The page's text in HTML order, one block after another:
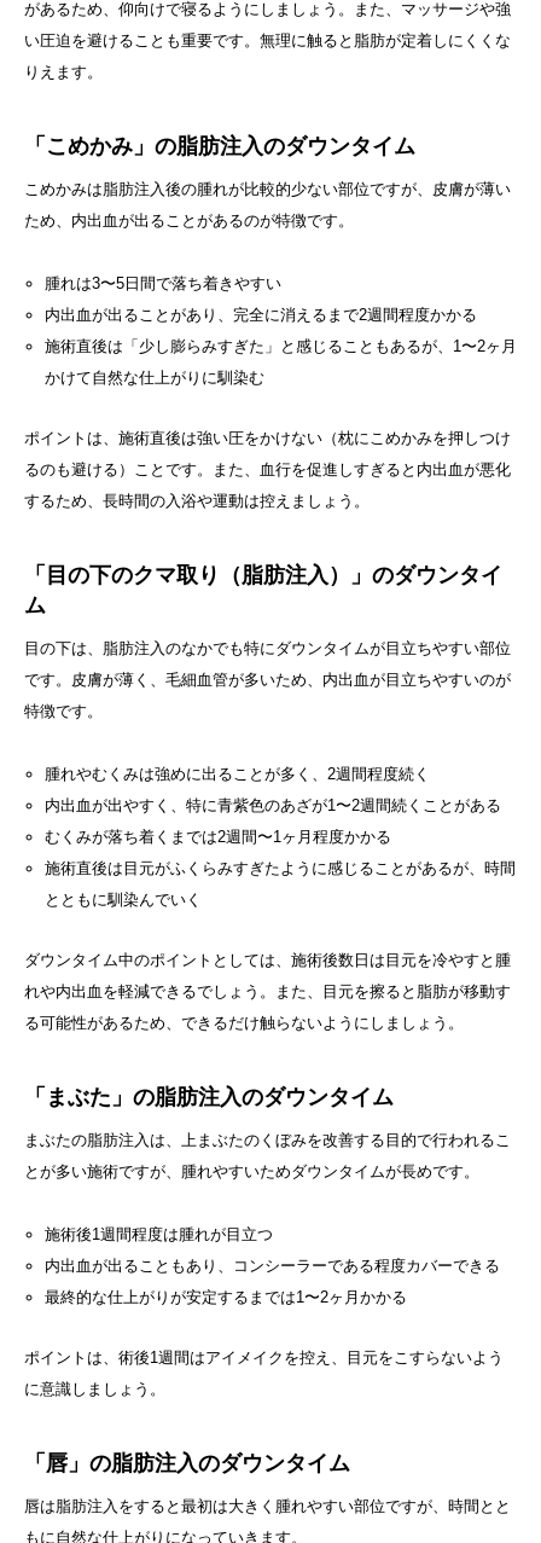
があるため、仰向けで寝るようにしましょう。また、マッサージや強
い圧迫を避けることも重要です。無理に触ると脂肪が定着しにくくな
りえます。
「こめかみ」の脂肪注入のダウンタイム
こめかみは脂肪注入後の腫れが比較的少ない部位ですが、皮膚が薄い
ため、内出血が出ることがあるのが特徴です。
腫れは3〜5日間で落ち着きやすい
内出血が出ることがあり、完全に消えるまで2週間程度かかる
施術直後は「少し膨らみすぎた」と感じることもあるが、1〜2ヶ月
かけて自然な仕上がりに馴染む
ポイントは、施術直後は強い圧をかけない（枕にこめかみを押しつけ
るのも避ける）ことです。また、血行を促進しすぎると内出血が悪化
するため、長時間の入浴や運動は控えましょう。
「目の下のクマ取り（脂肪注入）」のダウンタイ
ム
目の下は、脂肪注入のなかでも特にダウンタイムが目立ちやすい部位
です。皮膚が薄く、毛細血管が多いため、内出血が目立ちやすいのが
特徴です。
腫れやむくみは強めに出ることが多く、2週間程度続く
内出血が出やすく、特に青紫色のあざが1〜2週間続くことがある
むくみが落ち着くまでは2週間〜1ヶ月程度かかる
施術直後は目元がふくらみすぎたように感じることがあるが、時間
とともに馴染んでいく
ダウンタイム中のポイントとしては、施術後数日は目元を冷やすと腫
れや内出血を軽減できるでしょう。また、目元を擦ると脂肪が移動す
る可能性があるため、できるだけ触らないようにしましょう。
「まぶた」の脂肪注入のダウンタイム
まぶたの脂肪注入は、上まぶたのくぼみを改善する目的で行われるこ
とが多い施術ですが、腫れやすいためダウンタイムが長めです。
施術後1週間程度は腫れが目立つ
内出血が出ることもあり、コンシーラーである程度カバーできる
最終的な仕上がりが安定するまでは1〜2ヶ月かかる
ポイントは、術後1週間はアイメイクを控え、目元をこすらないよう
に意識しましょう。
「唇」の脂肪注入のダウンタイム
唇は脂肪注入をすると最初は大きく腫れやすい部位ですが、時間とと
もに自然な仕上がりになっていきます。